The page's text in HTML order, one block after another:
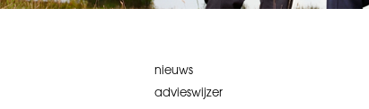
nieuws
advieswijzer